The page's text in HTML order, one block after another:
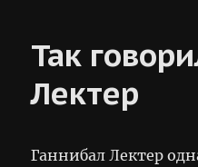
Так
Лектер
Ганнибал Лектер